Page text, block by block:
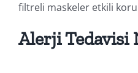
filtreli maskeler etkili
Alerji Tedavisi